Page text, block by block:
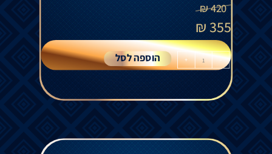
420
₪
355
₪
-
+ הוספה לסל